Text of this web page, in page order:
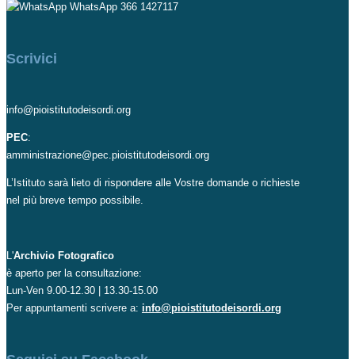
WhatsApp 366 1427117
Scrivici
info@pioistitutodeisordi.org
PEC:
amministrazione@pec.pioistitutodeisordi.org
L’Istituto sarà lieto di rispondere alle Vostre domande o richieste
nel più breve tempo possibile.
L'Archivio Fotografico
è aperto per la consultazione:
Lun-Ven 9.00-12.30 | 13.30-15.00
Per appuntamenti scrivere a: info@pioistitutodeisordi.org